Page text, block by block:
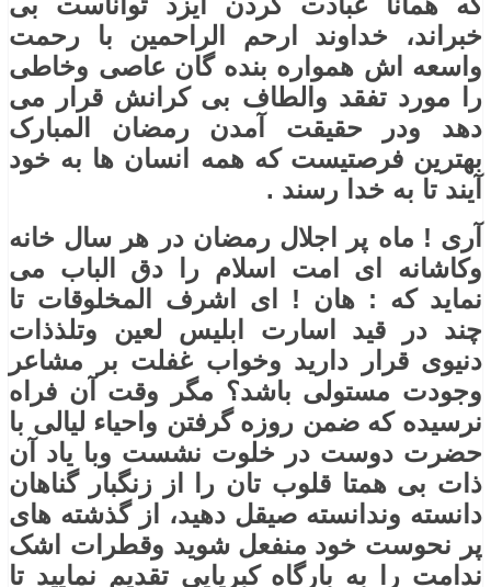
خبراند، خداوند ارحم الراحمین با رحمت
واسعه اش همواره بنده گان عاصی وخاطی
را مورد تفقد والطاف بی کرانش قرار می
دهد ودر حقیقت آمدن رمضان المبارک
بهترین فرصتیست که همه انسان ها به خود
آیند تا به خدا رسند .
آری ! ماه پر اجلال رمضان در هر سال خانه
وکاشانه ای امت اسلام را دق الباب می
نماید که : هان ! ای اشرف المخلوقات تا
چند در قید اسارت ابلیس لعین وتلذذات
دنیوی قرار دارید وخواب غفلت بر مشاعر
وجودت مستولی باشد؟ مگر وقت آن فراه
نرسیده که ضمن روزه گرفتن واحیاء لیالی با
حضرت دوست در خلوت نشست وبا یاد آن
ذات بی همتا قلوب تان را از زنگبار گناهان
دانسته وندانسته صیقل دهید، از گذشته های
پر نحوست خود منفعل شوید وقطرات اشک
ندامت را به بارگاه کبریایی تقدیم نمایید تا